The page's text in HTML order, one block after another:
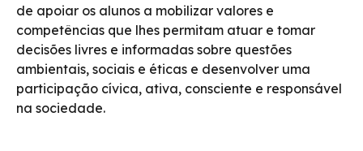
de apoiar os alunos a mobilizar valores e
competências que lhes permitam atuar e tomar
decisões livres e informadas sobre questões
ambientais, sociais e éticas e desenvolver uma
participação cívica, ativa, consciente e responsável
na sociedade.